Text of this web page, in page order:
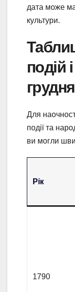
дата може
культури.
подій
грудня
Для
події та
ви могли
Рік
1790